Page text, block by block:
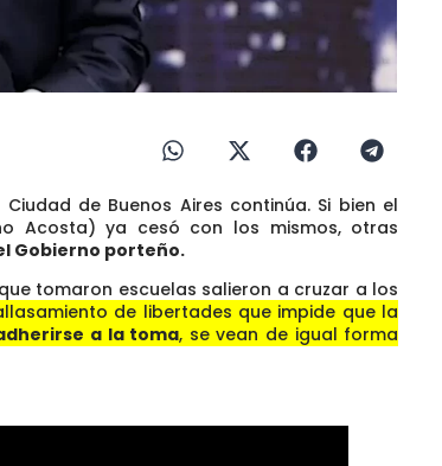
de Buenos Aires continúa. Si bien el
Acosta) ya cesó con los mismos, otras
Gobierno porteño.
tomaron escuelas salieron a cruzar a los
de libertades que impide que la
a la toma, se vean de igual forma